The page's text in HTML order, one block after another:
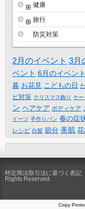
健康
旅行
防災対策
2月のイベント 3月
ベント 6月のイベント
暮 お花見 こどもの日
ビ対策 クリスマス飾り ケー
ン ヘアケア ボディケア
イーツ 手作りパン 春の症
レシピ 白髪 節分 美肌
特定商法取引法に基づく表記
Rights Reserved.
Copy